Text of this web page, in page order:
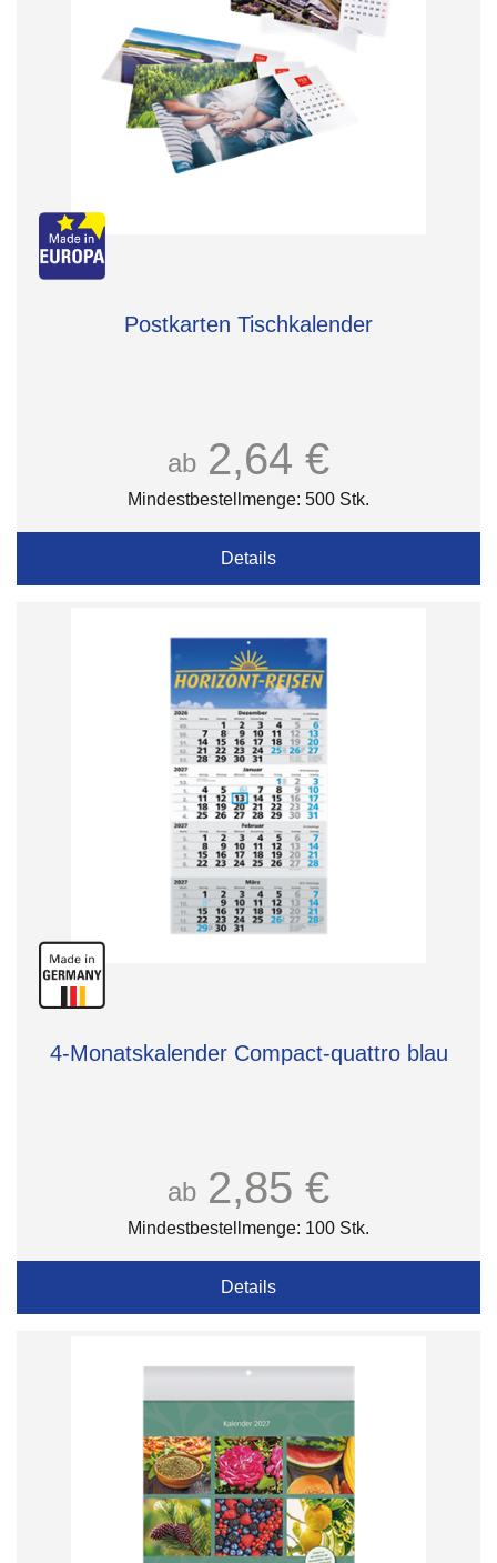
Postkarten Tischkalender
ab 2,64 €
Mindestbestellmenge: 500 Stk.
Details
4-Monatskalender Compact-quattro blau
ab 2,85 €
Mindestbestellmenge: 100 Stk.
Details